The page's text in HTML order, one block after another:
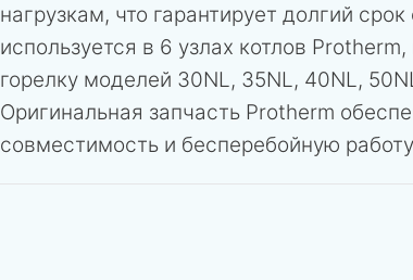
нагрузкам, что гарантирует долгий
используется в 6 узлах котлов
горелку моделей 30NL, 35NL, 40NL,
Оригинальная запчасть Protherm
совместимость и бесперебойную